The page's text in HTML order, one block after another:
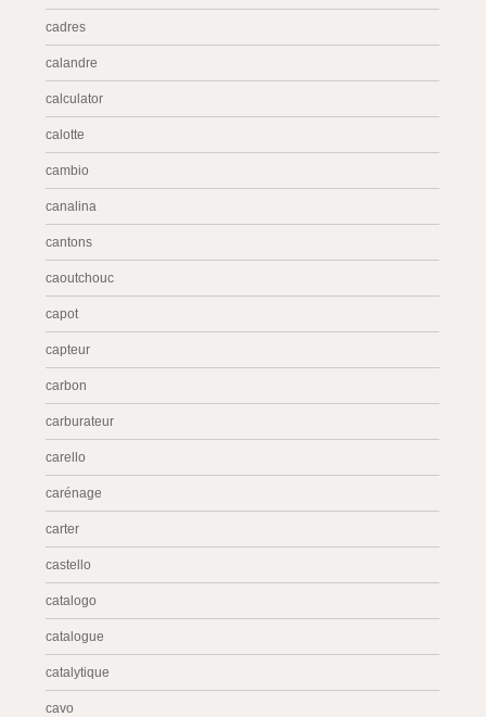
cadres
calandre
calculator
calotte
cambio
canalina
cantons
caoutchouc
capot
capteur
carbon
carburateur
carello
carénage
carter
castello
catalogo
catalogue
catalytique
cavo